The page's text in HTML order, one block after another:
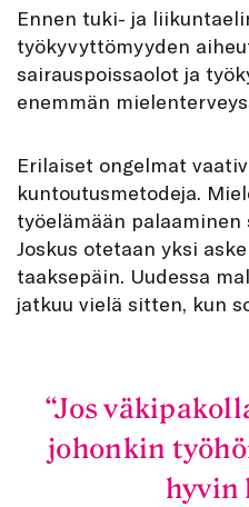
Ennen tuki- ja
työkyvyttömyyden
sairauspoissaolot ja
enemmän
Erilaiset ongelmat
kuntoutusmetodeja.
työelämään
Joskus otetaan yksi
taaksepäin. Uudessa
jatkuu vielä sitten, kun
Jos
johonkin
hyvin